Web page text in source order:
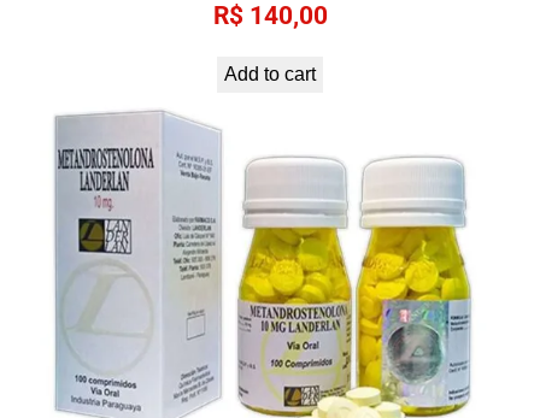
R$ 140,00
Add to cart